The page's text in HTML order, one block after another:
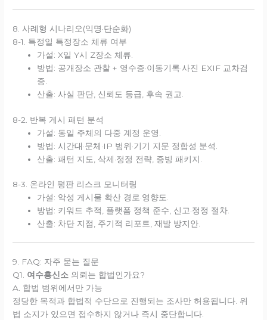
8. 사례형 시나리오(익명·단순화)
8-1. 특정일 특정장소 체류 여부
가설: X일 Y시 Z장소 체류.
방법: 공개장소 관찰 + 영수증·이동기록·사진 EXIF 교차검
증.
산출: 사실 판단, 신뢰도 등급, 후속 권고.
8-2. 반복 게시 패턴 분석
가설: 동일 주체의 다중 계정 운영.
방법: 시간대·문체·IP 범위·기기 지문 정합성 분석.
산출: 패턴 지도, 삭제·정정 전략, 증빙 패키지.
8-3. 온라인 평판 리스크 모니터링
가설: 악성 게시물 확산 경로·영향도.
방법: 키워드 추적, 플랫폼 정책 준수, 신고·정정 절차.
산출: 차단 지점, 주기적 리포트, 재발 방지안.
9. FAQ: 자주 묻는 질문
Q1. 여수흥신소 의뢰는 합법인가요?
A. 합법 범위에서만 가능
정당한 목적과 합법적 수단으로 진행되는 조사만 허용됩니다. 위
법 소지가 있으면 접수하지 않거나 즉시 중단합니다.